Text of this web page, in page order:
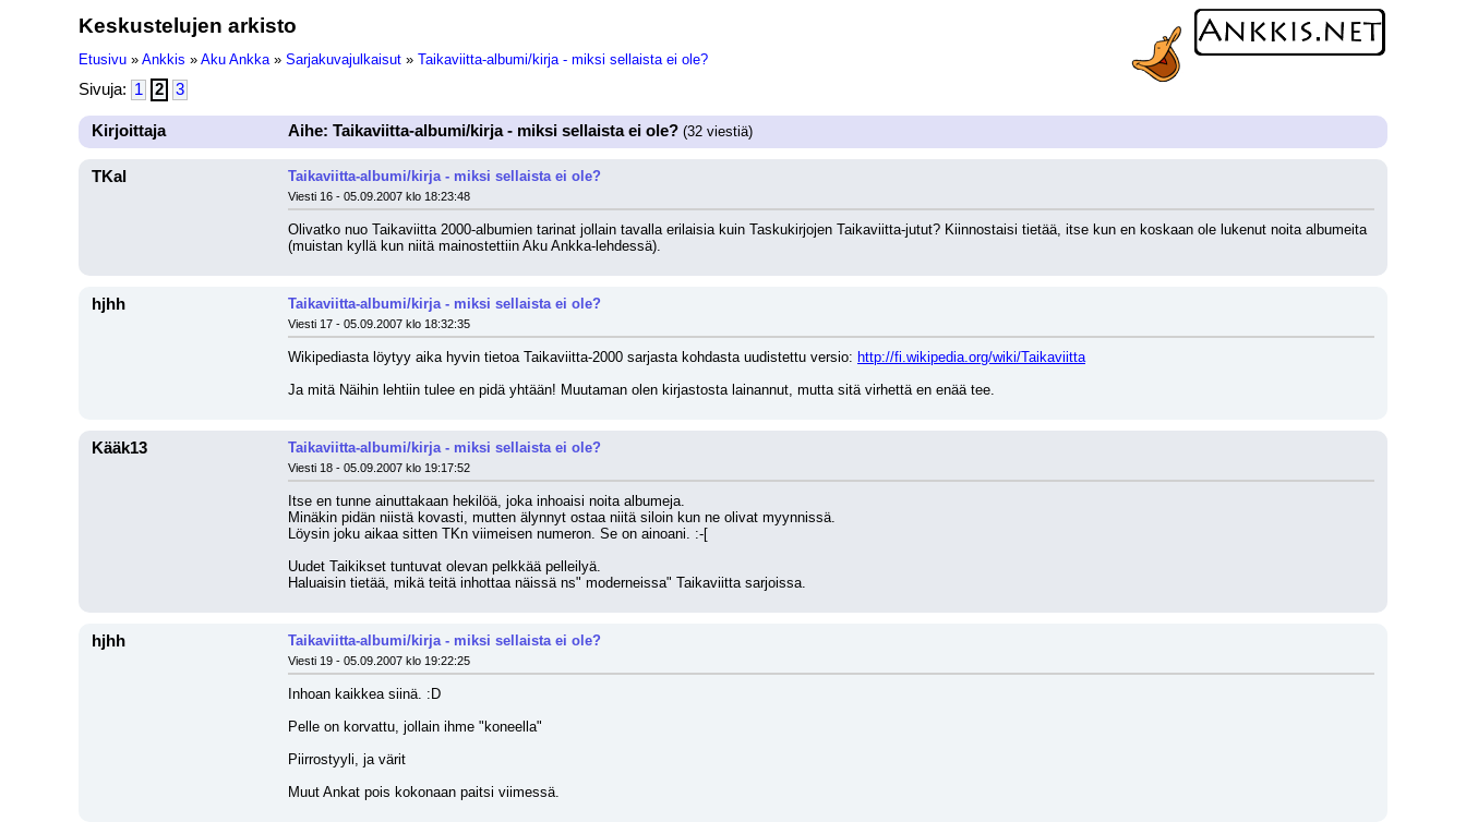
Keskustelujen arkisto
Etusivu » Ankkis » Aku Ankka » Sarjakuvajulkaisut » Taikaviitta-albumi/kirja - miksi sellaista ei ole?
Sivuja: 1 2 3
Kirjoittaja Aihe: Taikaviitta-albumi/kirja - miksi sellaista ei ole? (32 viestiä)
TKal Taikaviitta-albumi/kirja - miksi sellaista ei ole?
Viesti 16 - 05.09.2007 klo 18:23:48
Olivatko nuo Taikaviitta 2000-albumien tarinat jollain tavalla erilaisia kuin Taskukirjojen Taikaviitta-jutut? Kiinnostaisi tietää, itse kun en koskaan ole lukenut noita albumeita
(muistan kyllä kun niitä mainostettiin Aku Ankka-lehdessä).
hjhh Taikaviitta-albumi/kirja - miksi sellaista ei ole?
Viesti 17 - 05.09.2007 klo 18:32:35
Wikipediasta löytyy aika hyvin tietoa Taikaviitta-2000 sarjasta kohdasta uudistettu versio: http://fi.wikipedia.org/wiki/Taikaviitta
Ja mitä Näihin lehtiin tulee en pidä yhtään! Muutaman olen kirjastosta lainannut, mutta sitä virhettä en enää tee.
Kääk13 Taikaviitta-albumi/kirja - miksi sellaista ei ole?
Viesti 18 - 05.09.2007 klo 19:17:52
Itse en tunne ainuttakaan hekilöä, joka inhoaisi noita albumeja.
Minäkin pidän niistä kovasti, mutten älynnyt ostaa niitä siloin kun ne olivat myynnissä.
Löysin joku aikaa sitten TKn viimeisen numeron. Se on ainoani. :-[
Uudet Taikikset tuntuvat olevan pelkkää pelleilyä.
Haluaisin tietää, mikä teitä inhottaa näissä ns" moderneissa" Taikaviitta sarjoissa.
hjhh Taikaviitta-albumi/kirja - miksi sellaista ei ole?
Viesti 19 - 05.09.2007 klo 19:22:25
Inhoan kaikkea siinä. :D
Pelle on korvattu, jollain ihme "koneella"
Piirrostyyli, ja värit
Muut Ankat pois kokonaan paitsi viimessä.